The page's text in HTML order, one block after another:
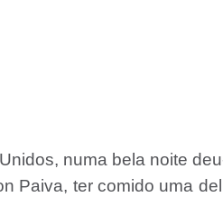
numa bela noite
Paiva, ter comido uma